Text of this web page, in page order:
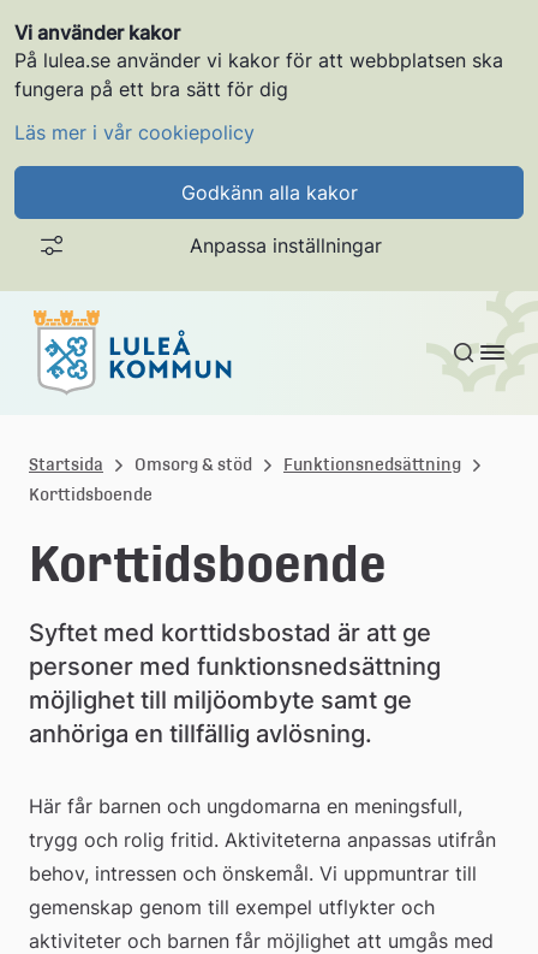
Vi använder kakor
På lulea.se använder vi kakor för att webbplatsen ska
fungera på ett bra sätt för dig
Läs mer i vår cookiepolicy
Godkänn alla kakor
Anpassa inställningar
Gå till innehållet
u
l
e
å
k
o
m
m
u
n
Startsida Omsorg & stöd
Funktionsnedsättning
Korttidsboende
Korttidsboende
Syftet med korttidsbostad är att ge
personer med funktionsnedsättning
möjlighet till miljöombyte samt ge
anhöriga en tillfällig avlösning.
Här får barnen och ungdomarna en meningsfull,
trygg och rolig fritid. Aktiviteterna anpassas utifrån
behov, intressen och önskemål. Vi uppmuntrar till
gemenskap genom till exempel utflykter och
aktiviteter och barnen får möjlighet att umgås med